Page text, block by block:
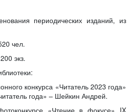
периодических изданий, из
чел.
экз.
конкурса «Читатель 2023 года»
года» – Шейкин Андрей.
«Чтение в фокусе» IX